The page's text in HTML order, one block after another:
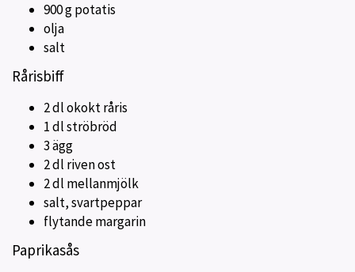
900 g potatis
olja
salt
Rårisbiff
2 dl okokt råris
1 dl ströbröd
3 ägg
2 dl riven ost
2 dl mellanmjölk
salt, svartpeppar
flytande margarin
Paprikasås